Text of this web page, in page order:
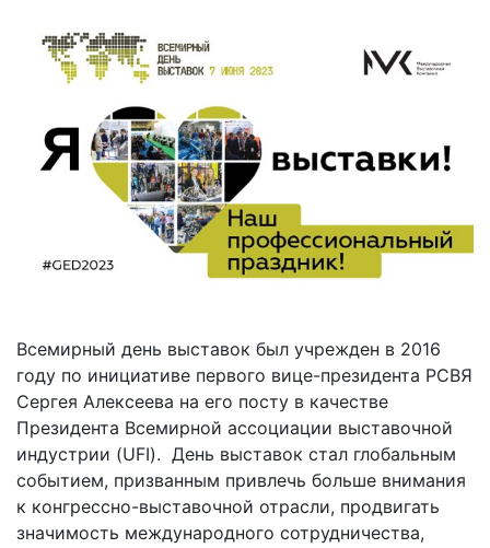
Всемирный день выставок был учрежден в 2016
году по инициативе первого вице-президента РСВЯ
Сергея Алексеева на его посту в качестве
Президента Всемирной ассоциации выставочной
индустрии (UFI). День выставок стал глобальным
событием, призванным привлечь больше внимания
к конгрессно-выставочной отрасли, продвигать
значимость международного сотрудничества,